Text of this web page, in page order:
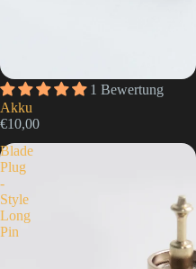
1 Bewertung
Akku
€10,00
Blade
Plug
-
Style
Long
Pin